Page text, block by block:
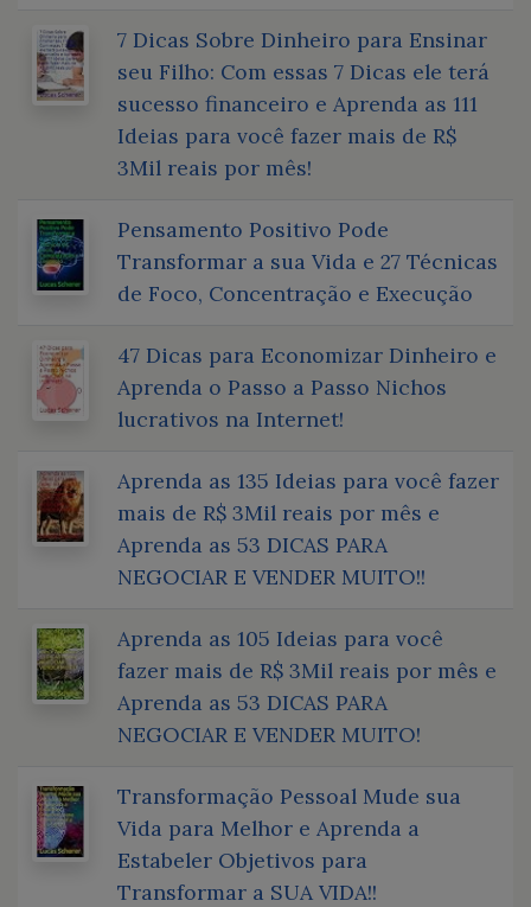
7 Dicas Sobre Dinheiro para Ensinar
seu Filho: Com essas 7 Dicas ele terá
sucesso financeiro e Aprenda as 111
Ideias para você fazer mais de R$
3Mil reais por mês!
Pensamento Positivo Pode
Transformar a sua Vida e 27 Técnicas
de Foco, Concentração e Execução
47 Dicas para Economizar Dinheiro e
Aprenda o Passo a Passo Nichos
lucrativos na Internet!
Aprenda as 135 Ideias para você fazer
mais de R$ 3Mil reais por mês e
Aprenda as 53 DICAS PARA
NEGOCIAR E VENDER MUITO!!
Aprenda as 105 Ideias para você
fazer mais de R$ 3Mil reais por mês e
Aprenda as 53 DICAS PARA
NEGOCIAR E VENDER MUITO!
Transformação Pessoal Mude sua
Vida para Melhor e Aprenda a
Estabeler Objetivos para
Transformar a SUA VIDA!!